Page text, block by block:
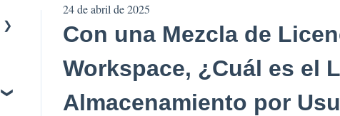
24 de abril de 2025
Con una Mezcla de
Workspace, ¿Cuál es el
Almacenamiento por